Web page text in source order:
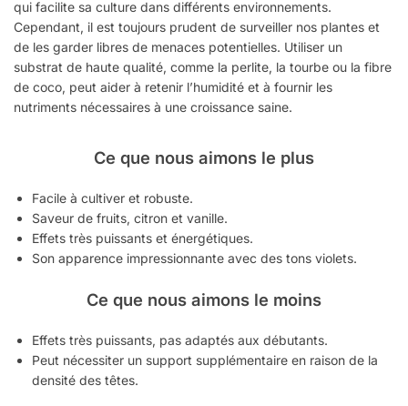
qui facilite sa culture dans différents environnements.
Cependant, il est toujours prudent de surveiller nos plantes et
de les garder libres de menaces potentielles. Utiliser un
substrat de haute qualité, comme la perlite, la tourbe ou la fibre
de coco, peut aider à retenir l’humidité et à fournir les
nutriments nécessaires à une croissance saine.
Ce que nous aimons le plus
Facile à cultiver et robuste.
Saveur de fruits, citron et vanille.
Effets très puissants et énergétiques.
Son apparence impressionnante avec des tons violets.
Ce que nous aimons le moins
Effets très puissants, pas adaptés aux débutants.
Peut nécessiter un support supplémentaire en raison de la
densité des têtes.